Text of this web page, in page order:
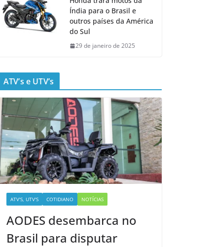
Índia para o Brasil e
outros países da América
do Sul
29 de janeiro de 2025
ATV’s e UTV’s
ATV'S, UTV'S COTIDIANO NOTÍCIAS
AODES desembarca no
Brasil para disputar